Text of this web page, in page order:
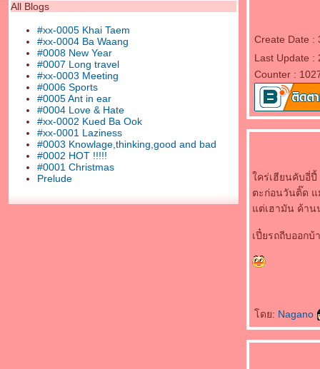
All Blogs
#xx-0005 Khai Taem
#xx-0004 Ba Waang
#0008 New Year
#0007 Long travel
#xx-0003 Meeting
#0006 Sports
#0005 Ant in ear
#0004 Love & Hate
#xx-0002 Kued Ba Ook
#xx-0001 Laziness
#0003 Knowlage,thinking,good and bad
#0002 HOT !!!!!
#0001 Christmas
Prelude
Create Date :
Last Update :
Counter :
คร่เฮียนคับอี่ปี้
ตะก่อนวันติ๊ด แ
ต่เฮามัน ค้าน
เปี๋ยรถถีบออกบ้
ดย: Nagano